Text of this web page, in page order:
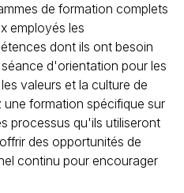
de formation complets
employés les
dont ils ont besoin
d'orientation pour les
valeurs et la culture de
formation spécifique sur
processus qu'ils utiliseront
des opportunités de
continu pour encourager